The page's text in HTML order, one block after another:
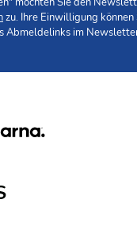
zu. Ihre Einwilligung
Abmeldelinks im